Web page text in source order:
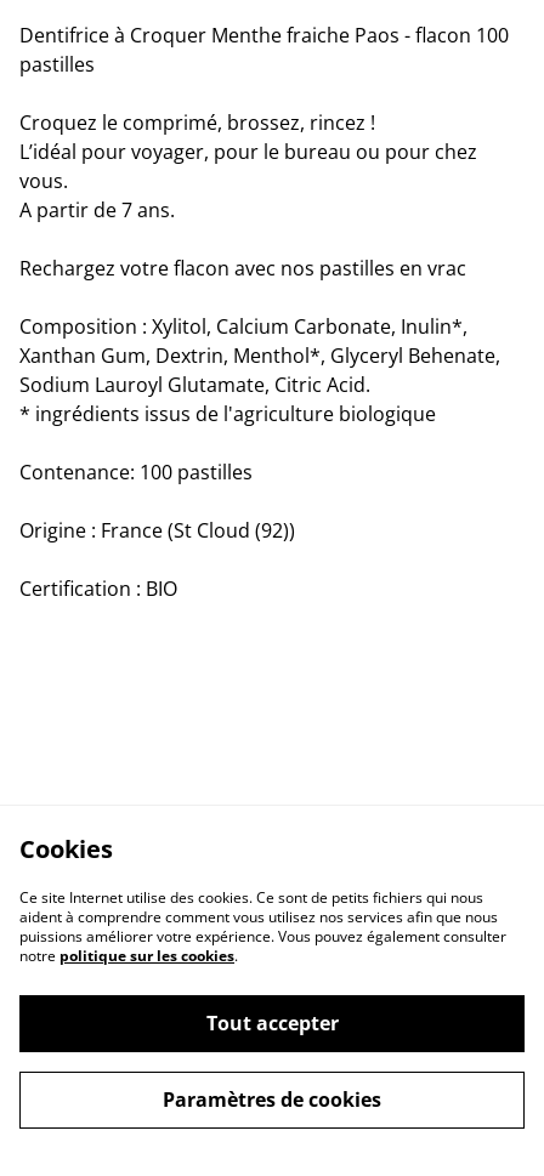
Dentifrice à Croquer Menthe fraiche Paos - flacon 100
pastilles
Croquez le comprimé, brossez, rincez !
L’idéal pour voyager, pour le bureau ou pour chez
vous.
A partir de 7 ans.
Rechargez votre flacon avec nos pastilles en vrac
Composition : Xylitol, Calcium Carbonate, Inulin*,
Xanthan Gum, Dextrin, Menthol*, Glyceryl Behenate,
Sodium Lauroyl Glutamate, Citric Acid.
* ingrédients issus de l'agriculture biologique
Contenance: 100 pastilles
Origine : France (St Cloud (92))
Certification : BIO
Cookies
Ce site Internet utilise des cookies. Ce sont de petits fichiers qui nous
aident à comprendre comment vous utilisez nos services afin que nous
puissions améliorer votre expérience. Vous pouvez également consulter
notre politique sur les cookies.
Tout accepter
Paramètres de cookies